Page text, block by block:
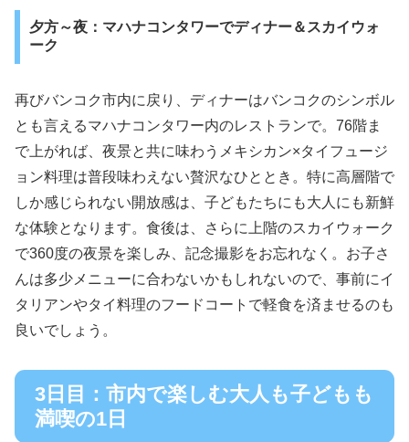
夕方～夜：マハナコンタワーでディナー＆スカイウォ
ーク
再びバンコク市内に戻り、ディナーはバンコクのシンボル
とも言えるマハナコンタワー内のレストランで。76階ま
で上がれば、夜景と共に味わうメキシカン×タイフュージ
ョン料理は普段味わえない贅沢なひととき。特に高層階で
しか感じられない開放感は、子どもたちにも大人にも新鮮
な体験となります。食後は、さらに上階のスカイウォーク
で360度の夜景を楽しみ、記念撮影をお忘れなく。お子さ
んは多少メニューに合わないかもしれないので、事前にイ
タリアンやタイ料理のフードコートで軽食を済ませるのも
良いでしょう。
3日目：市内で楽しむ大人も子どもも
満喫の1日